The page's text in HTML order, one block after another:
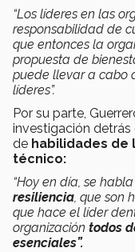
“Los líderes en las
responsabilidad de
que entonces la
propuesta de
puede llevar a cabo
líderes”​.
Por su parte,
investigación
de habilidades de
técnico:
“Hoy en día, se
resiliencia, que son
que hace el líder
organización todos
esenciales”​.